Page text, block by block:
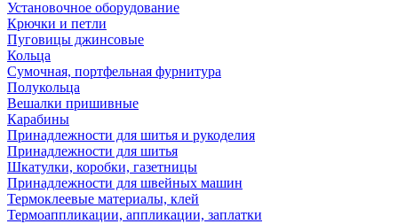
Установочное оборудование
Крючки и петли
Пуговицы джинсовые
Кольца
Сумочная, портфельная фурнитура
Полукольца
Вешалки пришивные
Карабины
Принадлежности для шитья и рукоделия
Принадлежности для шитья
Шкатулки, коробки, газетницы
Принадлежности для швейных машин
Термоклеевые материалы, клей
Термоаппликации, аппликации, заплатки